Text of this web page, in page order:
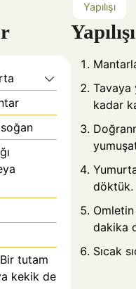
Yapılışı
tutam
kekik de
Yapılışı
Tavaya
kadar
döktük.
Omletin
dakika
Sıcak